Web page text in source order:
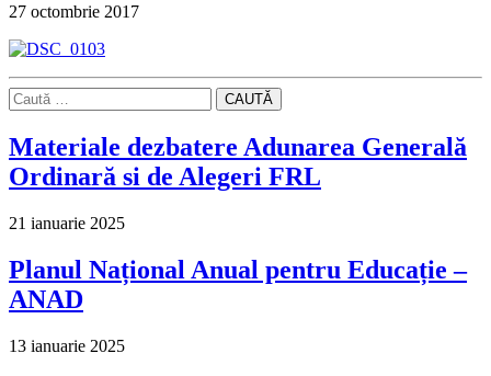
27 octombrie 2017
CAUTĂ
Materiale dezbatere Adunarea Generală
Ordinară si de Alegeri FRL
21 ianuarie 2025
Planul Național Anual pentru Educație –
ANAD
13 ianuarie 2025